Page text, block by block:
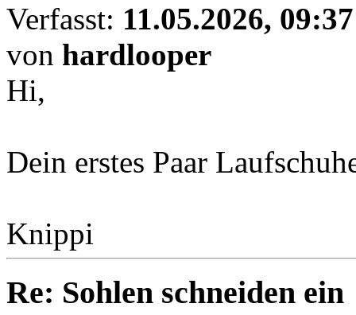
Verfasst: 11.05.2026, 09:37
von hardlooper
Hi,
Dein erstes Paar
Knippi
Re: Sohlen schneiden ein